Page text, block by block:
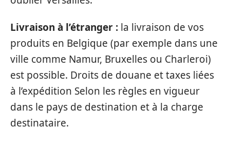
Livraison à l’étranger : la livraison de vos
produits en Belgique (par exemple dans une
ville comme Namur, Bruxelles ou Charleroi)
est possible. Droits de douane et taxes liées
à l’expédition Selon les règles en vigueur
dans le pays de destination et à la charge
destinataire.